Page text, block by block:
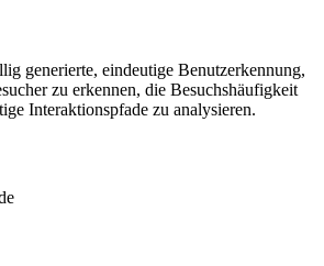
generierte, eindeutige Benutzerkennung,
zu erkennen, die Besuchshäufigkeit
Interaktionspfade zu analysieren.